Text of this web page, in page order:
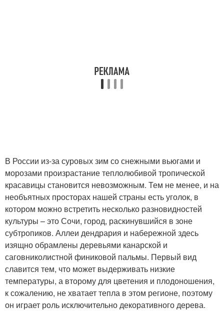
В России из-за суровых зим со снежными вьюгами и
морозами произрастание теплолюбивой тропической
красавицы становится невозможным. Тем не менее, и на
необъятных просторах нашей страны есть уголок, в
котором можно встретить несколько разновидностей
культуры – это Сочи, город, раскинувшийся в зоне
субтропиков. Аллеи дендрария и набережной здесь
изящно обрамлены деревьями канарской и
саговниколистной финиковой пальмы. Первый вид
славится тем, что может выдерживать низкие
температуры, а второму для цветения и плодоношения,
к сожалению, не хватает тепла в этом регионе, поэтому
он играет роль исключительно декоративного дерева.